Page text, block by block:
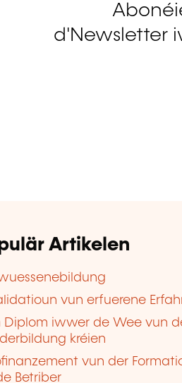
d'Newsletter
Artikelen
vun erfuerene
Diplom iwwer de Wee vun
kréien
vun der
Betriber